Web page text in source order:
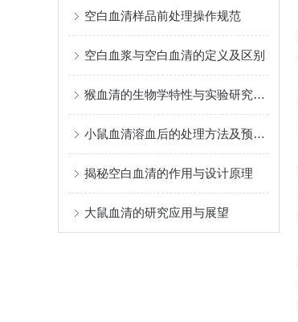
空白血清样品前处理操作规范
空白血浆与空白血清的定义及区别
猴血清的生物学特性与实验研究中的应用价值
小鼠血清溶血后的处理方法及预防措施探讨
揭秘空白血清的作用与设计原理
大鼠血清的研究应用与展望